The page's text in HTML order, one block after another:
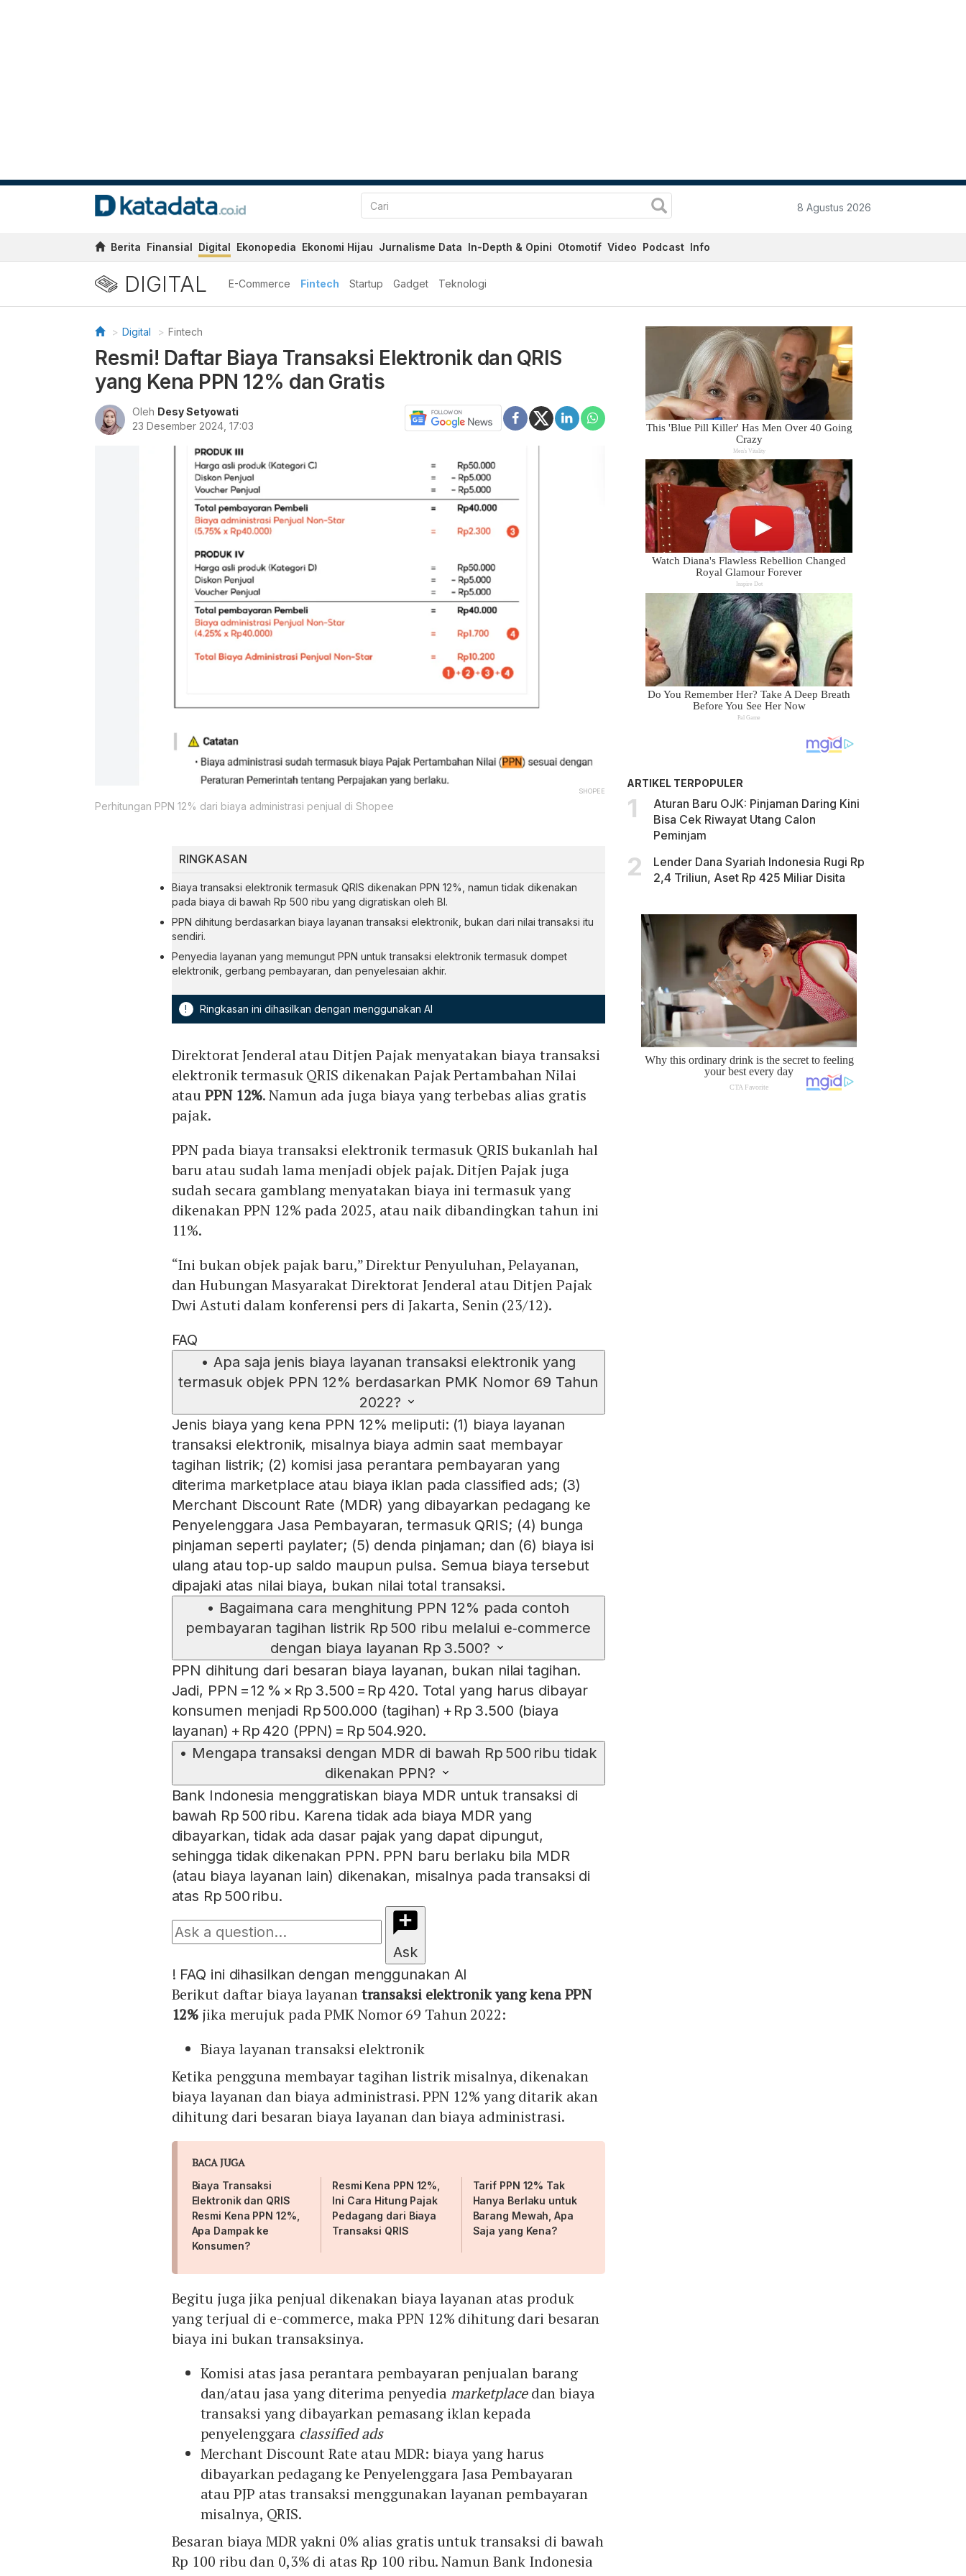
8 Agustus 2026
Berita Finansial Digital Ekonopedia Ekonomi Hijau Jurnalisme Data In-Depth & Opini Otomotif Video Podcast Info
DIGITAL E-Commerce Fintech Startup Gadget Teknologi
Digital Fintech
Resmi! Daftar Biaya Transaksi Elektronik dan QRIS
yang Kena PPN 12% dan Gratis
Oleh Desy Setyowati
23 Desember 2024, 17:03
SHOPEE
Perhitungan PPN 12% dari biaya administrasi penjual di Shopee
RINGKASAN
Biaya transaksi elektronik termasuk QRIS dikenakan PPN 12%, namun tidak dikenakan
pada biaya di bawah Rp 500 ribu yang digratiskan oleh BI.
PPN dihitung berdasarkan biaya layanan transaksi elektronik, bukan dari nilai transaksi itu
sendiri.
Penyedia layanan yang memungut PPN untuk transaksi elektronik termasuk dompet
elektronik, gerbang pembayaran, dan penyelesaian akhir.
! Ringkasan ini dihasilkan dengan menggunakan AI
Direktorat Jenderal atau Ditjen Pajak menyatakan biaya transaksi
elektronik termasuk QRIS dikenakan Pajak Pertambahan Nilai
atauPPN 12%. Namun ada juga biaya yang terbebas alias gratis
pajak.
PPN pada biaya transaksi elektronik termasuk QRIS bukanlah hal
baru atau sudah lama menjadi objek pajak. Ditjen Pajak juga
sudah secara gamblang menyatakan biaya ini termasuk yang
dikenakan PPN 12% pada 2025, atau naik dibandingkan tahun ini
11%.
“Ini bukan objek pajak baru,” Direktur Penyuluhan, Pelayanan,
dan Hubungan Masyarakat Direktorat Jenderal atau Ditjen Pajak
Dwi Astuti dalam konferensi pers di Jakarta, Senin (23/12).
FAQ
• Apa saja jenis biaya layanan transaksi elektronik yang
termasuk objek PPN 12% berdasarkan PMK Nomor 69 Tahun
2022?
Jenis biaya yang kena PPN 12% meliputi: (1) biaya layanan
transaksi elektronik, misalnya biaya admin saat membayar
tagihan listrik; (2) komisi jasa perantara pembayaran yang
diterima marketplace atau biaya iklan pada classified ads; (3)
Merchant Discount Rate (MDR) yang dibayarkan pedagang ke
Penyelenggara Jasa Pembayaran, termasuk QRIS; (4) bunga
pinjaman seperti paylater; (5) denda pinjaman; dan (6) biaya isi
ulang atau top‑up saldo maupun pulsa. Semua biaya tersebut
dipajaki atas nilai biaya, bukan nilai total transaksi.
• Bagaimana cara menghitung PPN 12% pada contoh
pembayaran tagihan listrik Rp 500 ribu melalui e‑commerce
dengan biaya layanan Rp 3.500?
PPN dihitung dari besaran biaya layanan, bukan nilai tagihan.
Jadi, PPN = 12 % × Rp 3.500 = Rp 420. Total yang harus dibayar
konsumen menjadi Rp 500.000 (tagihan) + Rp 3.500 (biaya
layanan) + Rp 420 (PPN) = Rp 504.920.
• Mengapa transaksi dengan MDR di bawah Rp 500 ribu tidak
dikenakan PPN?
Bank Indonesia menggratiskan biaya MDR untuk transaksi di
bawah Rp 500 ribu. Karena tidak ada biaya MDR yang
dibayarkan, tidak ada dasar pajak yang dapat dipungut,
sehingga tidak dikenakan PPN. PPN baru berlaku bila MDR
(atau biaya layanan lain) dikenakan, misalnya pada transaksi di
atas Rp 500 ribu.
Ask
! FAQ ini dihasilkan dengan menggunakan AI
Berikut daftar biaya layanantransaksi elektronik yang kena PPN
12% jika merujuk pada PMK Nomor 69 Tahun 2022:
Biaya layanan transaksi elektronik
Ketika pengguna membayar tagihan listrik misalnya, dikenakan
biaya layanan dan biaya administrasi. PPN 12% yang ditarik akan
dihitung dari besaran biaya layanan dan biaya administrasi.
BACA JUGA
Biaya Transaksi
Elektronik dan QRIS
Resmi Kena PPN 12%,
Apa Dampak ke
Konsumen?
Resmi Kena PPN 12%,
Ini Cara Hitung Pajak
Pedagang dari Biaya
Transaksi QRIS
Tarif PPN 12% Tak
Hanya Berlaku untuk
Barang Mewah, Apa
Saja yang Kena?
Begitu juga jika penjual dikenakan biaya layanan atas produk
yang terjual di e-commerce, maka PPN 12% dihitung dari besaran
biaya ini bukan transaksinya.
Komisi atas jasa perantara pembayaran penjualan barang
dan/atau jasa yang diterima penyediamarketplacedan biaya
transaksi yang dibayarkan pemasang iklan kepada
penyelenggara classified ads
Merchant Discount Rate atau MDR: biaya yang harus
dibayarkan pedagang ke Penyelenggara Jasa Pembayaran
atau PJP atas transaksi menggunakan layanan pembayaran
misalnya, QRIS.
Besaran biaya MDR yakni 0% alias gratis untuk transaksi di bawah
Rp 100 ribu dan 0,3% di atas Rp 100 ribu. Namun Bank Indonesia
ARTIKEL TERPOPULER
Aturan Baru OJK: Pinjaman Daring Kini
Bisa Cek Riwayat Utang Calon
Peminjam
Lender Dana Syariah Indonesia Rugi Rp
2,4 Triliun, Aset Rp 425 Miliar Disita